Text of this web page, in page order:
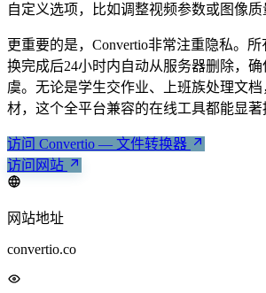
自定义选项，比如调整视频参数或图像质
更重要的是，Convertio非常注重隐私。
换完成后24小时内自动从服务器删除，
虞。无论是学生交作业、上班族处理文
材，这个全平台兼容的在线工具都能显著
访问 Convertio — 文件转换器
访问网站
网站地址
convertio.co